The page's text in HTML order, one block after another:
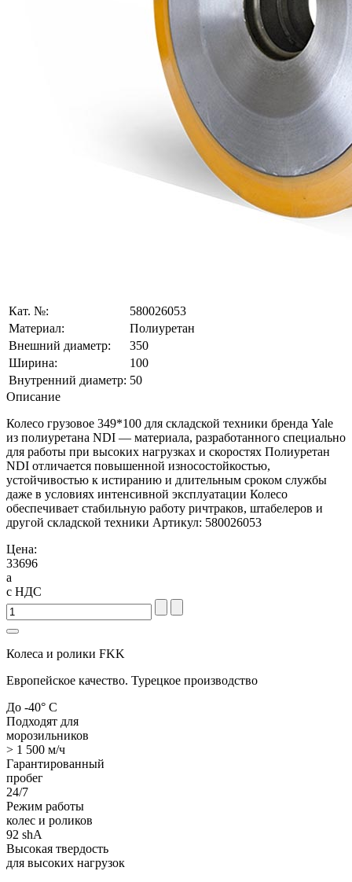
Кат. №:
580026053
Материал:
Полиуретан
Внешний диаметр:
350
Ширина:
100
Внутренний диаметр: 50
Описание
Колесо грузовое 349*100 для складской техники бренда Yale
из полиуретана NDI — материала, разработанного специально
для работы при высоких нагрузках и скоростях Полиуретан
NDI отличается повышенной износостойкостью,
устойчивостью к истиранию и длительным сроком службы
даже в условиях интенсивной эксплуатации Колесо
обеспечивает стабильную работу ричтраков, штабелеров и
другой складской техники Артикул: 580026053
Цена:
33696
a
с НДС
Колеса и ролики FKK
Европейское качество. Турецкое производство
До -40° С
Подходят для
морозильников
> 1 500 м/ч
Гарантированный
пробег
24/7
Режим работы
колес и роликов
92 shA
Высокая твердость
для высоких нагрузок